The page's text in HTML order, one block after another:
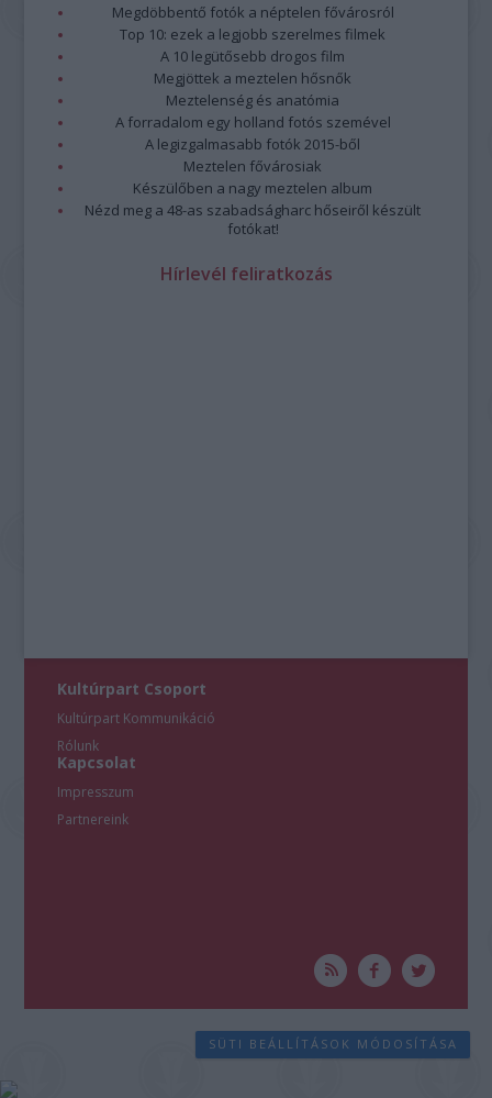
Megdöbbentő fotók a néptelen fővárosról
Top 10: ezek a legjobb szerelmes filmek
A 10 legütősebb drogos film
Megjöttek a meztelen hősnők
Meztelenség és anatómia
A forradalom egy holland fotós szemével
A legizgalmasabb fotók 2015-ből
Meztelen fővárosiak
Készülőben a nagy meztelen album
Nézd meg a 48-as szabadságharc hőseiről készült
fotókat!
Hírlevél feliratkozás
Kultúrpart Csoport
Kultúrpart Kommunikáció
Rólunk
Kapcsolat
Impresszum
Partnereink
SÜTI BEÁLLÍTÁSOK MÓDOSÍTÁSA